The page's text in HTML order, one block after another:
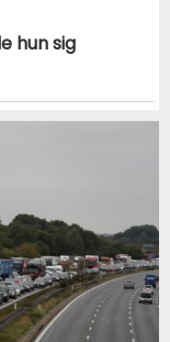
hun sig